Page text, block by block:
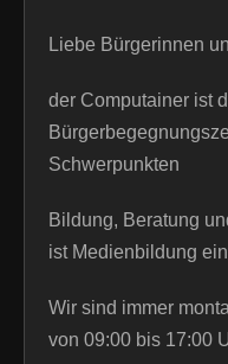
Liebe Bürgerinnen
der Computainer ist
Schwerpunkten
Bildung, Beratung
ist Medienbildung
Wir sind immer
von 09:00 bis 17:00